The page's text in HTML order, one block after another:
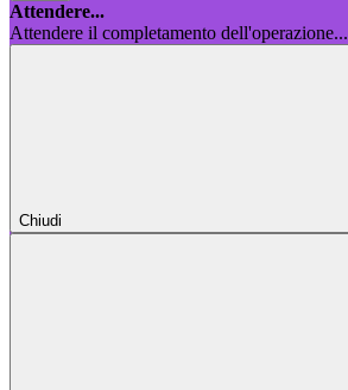
Attendere...
Attendere il completamento dell'operazione...
Chiudi